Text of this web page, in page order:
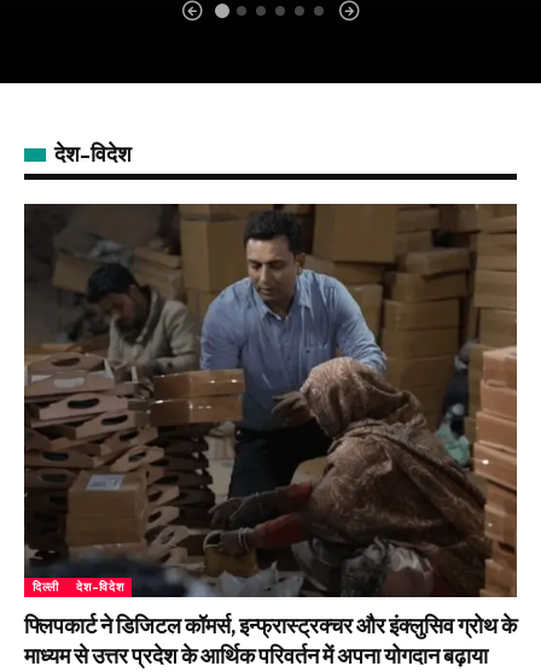
देश-विदेश
दिल्ली देश-विदेश
फ्लिपकार्ट ने डिजिटल कॉमर्स, इन्फ्रास्ट्रक्चर और इंक्लुसिव ग्रोथ के
माध्यम से उत्तर प्रदेश के आर्थिक परिवर्तन में अपना योगदान बढ़ाया